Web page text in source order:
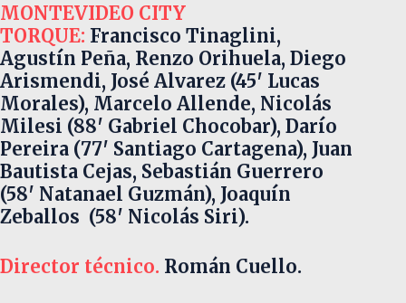
MONTEVIDEO CITY
TORQUE: Francisco Tinaglini,
Agustín Peña, Renzo Orihuela, Diego
Arismendi, José Alvarez (45′ Lucas
Morales), Marcelo Allende, Nicolás
Milesi (88′ Gabriel Chocobar), Darío
Pereira (77′ Santiago Cartagena), Juan
Bautista Cejas, Sebastián Guerrero
(58′ Natanael Guzmán), Joaquín
Zeballos (58′ Nicolás Siri).
Director técnico. Román Cuello.